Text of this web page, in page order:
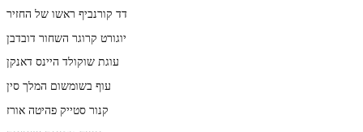
דד קורנביף ראשו של החזיר
יוגורט קרוגר השחור דובדבן
עוגת שוקולד היינס דאנקן
עוף בשומשום המלך סין
קנור סטייק פהיטה אורז